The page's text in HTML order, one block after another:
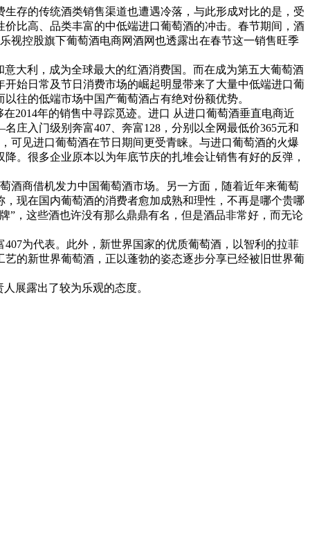
存的传统酒类销售渠道也遭遇冷落，与此形成对比的是，受
比高、品类丰富的中低端进口葡萄酒的冲击。春节期间，酒
视控股旗下葡萄酒电商网酒网也透露出在春节这一销售旺季
大利，成为全球最大的红酒消费国。而在成为第五大葡萄酒
始日常及节日消费市场的崛起明显带来了大量中低端进口葡
往的低端市场中国产葡萄酒占有绝对份额优势。
年的销售中寻踪觅迹。进口 从进口葡萄酒垂直电商近
庄入门级别奔富407、奔富128，分别以全网最低价365元和
可见进口葡萄酒在节日期间更受青睐。与进口葡萄酒的火爆
。很多企业原本以为年底节庆的扎堆会让销售有好的反弹，
商借机发力中国葡萄酒市场。另一方面，随着近年来葡萄
现在国内葡萄酒的消费者愈加成熟和理性，不再是哪个贵哪
”，这些酒也许没有那么鼎鼎有名，但是酒品非常好，而无论
为代表。此外，新世界国家的优质葡萄酒，以智利的拉菲
的新世界葡萄酒，正以蓬勃的姿态逐步分享已经被旧世界葡
展露出了较为乐观的态度。